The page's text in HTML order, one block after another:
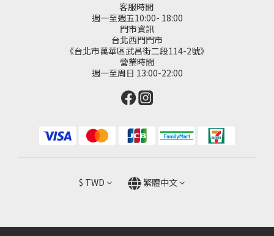
客服時間
週一至週五10:00- 18:00
門市資訊
台北西門門市
《台北市萬華區武昌街二段114-2號》
營業時間
週一至周日 13:00-22:00
$ TWD 繁體中文